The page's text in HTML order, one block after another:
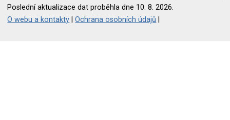
Poslední aktualizace dat proběhla dne 10. 8. 2026.
O webu a kontakty |Ochrana osobních údajů